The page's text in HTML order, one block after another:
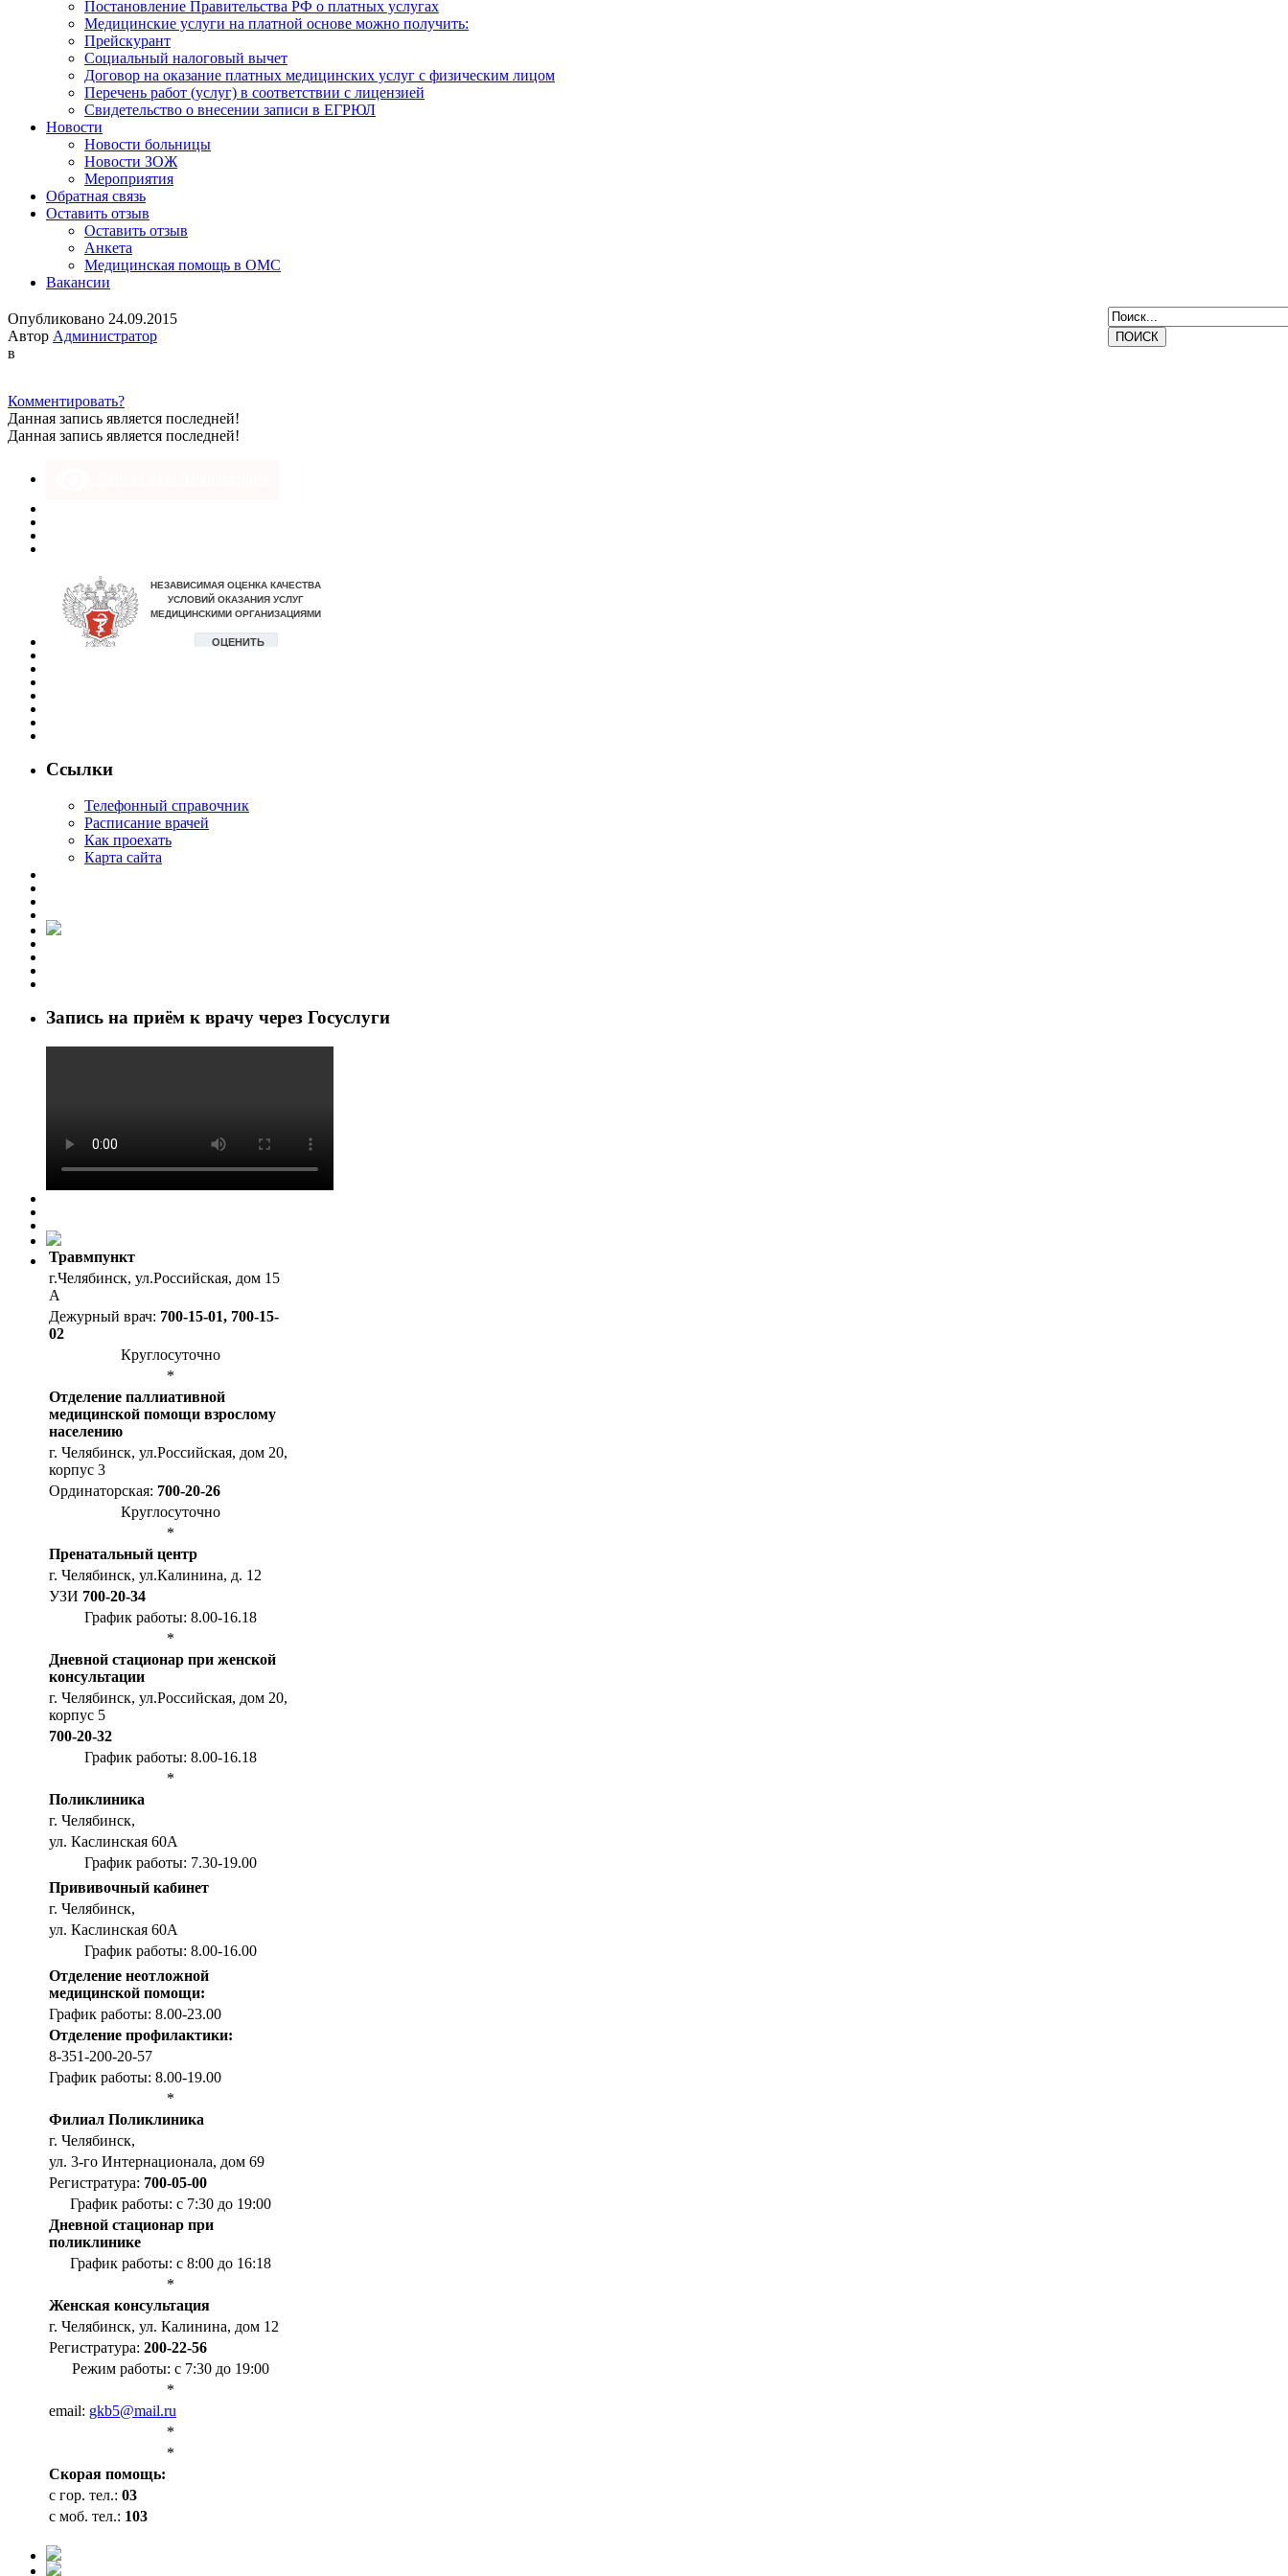
Постановление Правительства РФ о платных услугах
Медицинские услуги на платной основе можно получить:
Прейскурант
Социальный налоговый вычет
Договор на оказание платных медицинских услуг с физическим лицом
Перечень работ (услуг) в соответствии с лицензией
Свидетельство о внесении записи в ЕГРЮЛ
Новости
Новости больницы
Новости ЗОЖ
Мероприятия
Обратная связь
Оставить отзыв
Оставить отзыв
Анкета
Медицинская помощь в ОМС
Вакансии
Опубликовано 24.09.2015
Автор Администратор
в
Комментировать?
Данная запись является последней!
Данная запись является последней!
Ссылки
Телефонный справочник
Расписание врачей
Как проехать
Карта сайта
Запись на приём к врачу через Госуслуги
Травмпункт
г.Челябинск, ул.Российская, дом 15
А
Дежурный врач: 700-15-01, 700-15-
02
Круглосуточно
*
Отделение паллиативной
медицинской помощи взрослому
населению
г. Челябинск, ул.Российская, дом 20,
корпус 3
Ординаторская: 700-20-26
Круглосуточно
*
Пренатальный центр
г. Челябинск, ул.Калинина, д. 12
УЗИ 700-20-34
График работы: 8.00-16.18
*
Дневной стационар при женской
консультации
г. Челябинск, ул.Российская, дом 20,
корпус 5
700-20-32
График работы: 8.00-16.18
*
Поликлиника
г. Челябинск,
ул. Каслинская 60А
График работы: 7.30-19.00
Прививочный кабинет
г. Челябинск,
ул. Каслинская 60А
График работы: 8.00-16.00
Отделение неотложной
медицинской помощи:
График работы: 8.00-23.00
Отделение профилактики:
8-351-200-20-57
График работы: 8.00-19.00
*
Филиал Поликлиника
г. Челябинск,
ул. 3-го Интернационала, дом 69
Регистратура: 700-05-00
График работы: с 7:30 до 19:00
Дневной стационар при
поликлинике
График работы: с 8:00 до 16:18
*
Женская консультация
г. Челябинск, ул. Калинина, дом 12
Регистратура: 200-22-56
Режим работы: с 7:30 до 19:00
*
email: gkb5@mail.ru
*
*
Cкорая помощь:
с гор. тел.: 03
с моб. тел.: 103